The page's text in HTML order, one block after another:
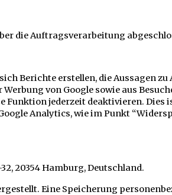
die Auftragsverarbeitung
Berichte erstellen, die Aussagen zu
von Google sowie aus
jederzeit deaktivieren. Dies
Analytics, wie im Punkt
20354 Hamburg, Deutschland.
Eine Speicherung